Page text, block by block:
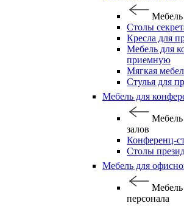
Столы
Кресла для
Мебель для
приемную
Мягкая
Стулья для
Мебель для
Мебель
залов
Конференц-
Столы
Мебель для
Мебель
персонала